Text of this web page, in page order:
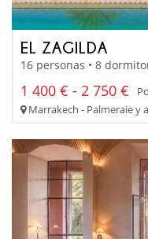
EL ZAGILDA
16 personas • 8
1 400 € - 2 750 €
Marrakech - Palmeraie y